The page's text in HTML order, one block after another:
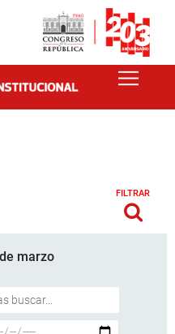
FILTRAR
marzo